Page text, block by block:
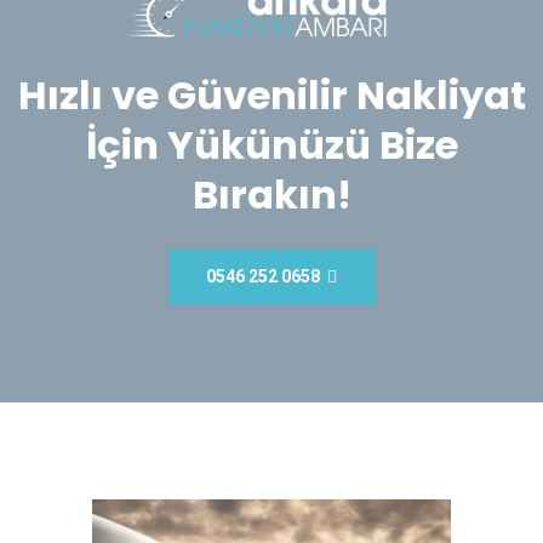
Hızlı ve Güvenilir Nakliyat
İçin Yükünüzü Bize
Bırakın!
0546 252 0658